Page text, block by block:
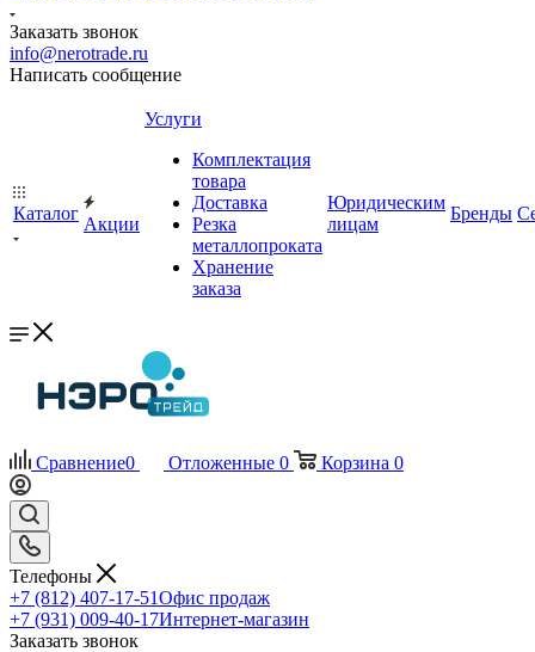
Заказать звонок
info@nerotrade.ru
Написать сообщение
Каталог
Акции
Услуги
Комплектация
товара
Доставка
Резка
металлопроката
Хранение
заказа
Юридическим
лицам
Бренды
Сравнение0 Отложенные 0 Корзина 0
Телефоны
+7 (812) 407-17-51Офис продаж
+7 (931) 009-40-17Интернет-магазин
Заказать звонок